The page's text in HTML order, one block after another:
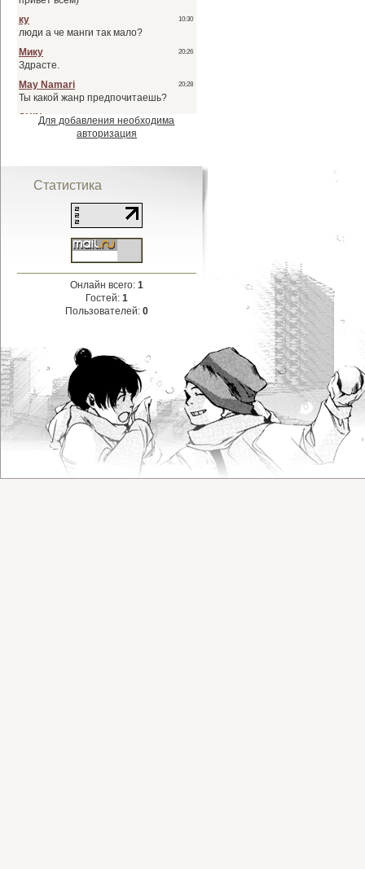
Для добавления необходима
авторизация
Статистика
Онлайн всего: 1
Гостей: 1
Пользователей: 0